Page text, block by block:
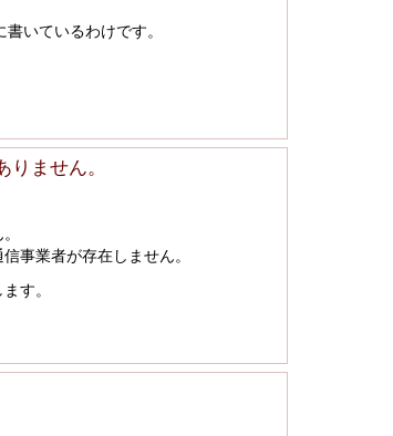
いているわけです。
ません。
事業者が存在しません。
す。